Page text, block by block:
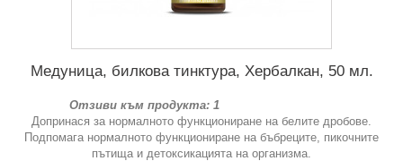
Медуница, билкова тинктура, Хербалкан, 50 мл.
Отзиви към продукта: 1
Допринася за нормалното функциониране на белите дробове.
Подпомага нормалното функциониране на бъбреците, пикочните
пътища и детоксикацията на организма.